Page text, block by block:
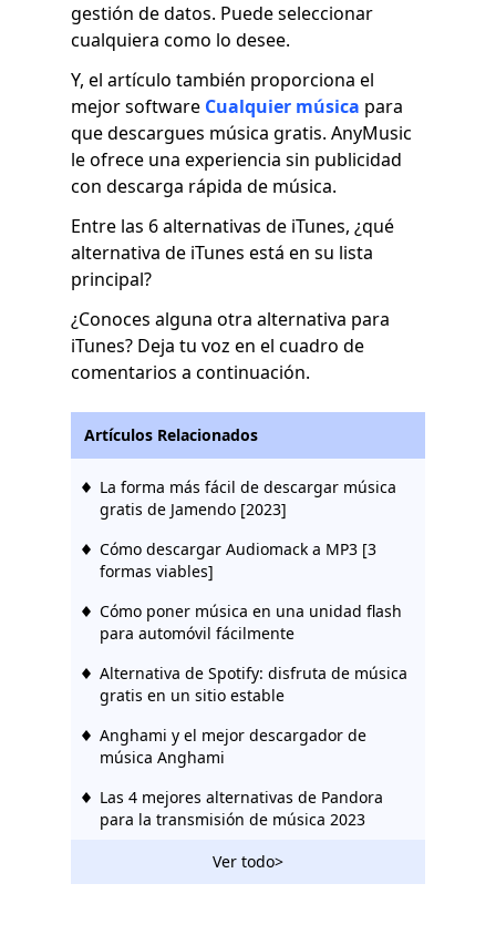
gestión de datos. Puede seleccionar
cualquiera como lo desee.
Y, el artículo también proporciona el
mejor software Cualquier música para
que descargues música gratis. AnyMusic
le ofrece una experiencia sin publicidad
con descarga rápida de música.
Entre las 6 alternativas de iTunes, ¿qué
alternativa de iTunes está en su lista
principal?
¿Conoces alguna otra alternativa para
iTunes? Deja tu voz en el cuadro de
comentarios a continuación.
Artículos Relacionados
La forma más fácil de descargar música
gratis de Jamendo [2023]
Cómo descargar Audiomack a MP3 [3
formas viables]
Cómo poner música en una unidad flash
para automóvil fácilmente
Alternativa de Spotify: disfruta de música
gratis en un sitio estable
Anghami y el mejor descargador de
música Anghami
Las 4 mejores alternativas de Pandora
para la transmisión de música 2023
Tidal vs Spotify: toma decisiones y
descarga música fácilmente
Ver todo>